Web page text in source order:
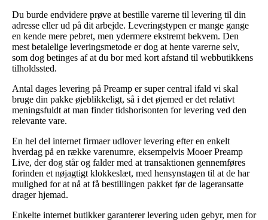
Du burde endvidere prøve at bestille varerne til levering til din
adresse eller ud på dit arbejde. Leveringstypen er mange gange
en kende mere pebret, men ydermere ekstremt bekvem. Den
mest betalelige leveringsmetode er dog at hente varerne selv,
som dog betinges af at du bor med kort afstand til webbutikkens
tilholdssted.
Antal dages levering på Preamp er super central ifald vi skal
bruge din pakke øjeblikkeligt, så i det øjemed er det relativt
meningsfuldt at man finder tidshorisonten for levering ved den
relevante vare.
En hel del internet firmaer udlover levering efter en enkelt
hverdag på en række varenumre, eksempelvis Mooer Preamp
Live, der dog står og falder med at transaktionen gennemføres
forinden et nøjagtigt klokkeslæt, med hensynstagen til at de har
mulighed for at nå at få bestillingen pakket før de lageransatte
drager hjemad.
Enkelte internet butikker garanterer levering uden gebyr, men for